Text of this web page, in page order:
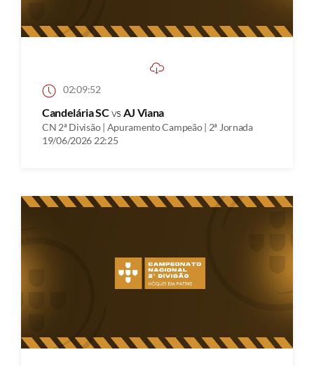
02:09:52
Candelária SCvs AJ Viana
CN 2ª Divisão | Apuramento Campeão | 2ª Jornada
19/06/2026 22:25